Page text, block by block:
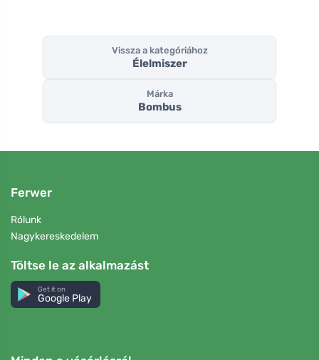
Vissza a kategóriához
Élelmiszer
Márka
Bombus
Ferwer
Rólunk
Nagykereskedelem
Töltse le az alkalmazást
Get it on
Google Play